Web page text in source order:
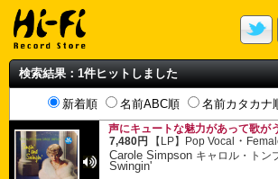
検索結果：1件ヒットしました
新着順 名前ABC順 名前カタカナ
声にキュートな魅力があって歌が
7,480円
【LP】 Pop Vocal ・
Carole Simpson キャロル・トン
Swingin'